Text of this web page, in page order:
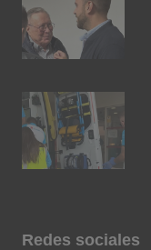
Redes sociales